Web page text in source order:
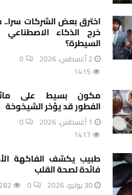
اخترق بعض الشركات
خرج الذكاء
السيطرة؟
2 أغسطس، 2026
0
1415
مكون بسيط على
الفطور قد يؤخر الشيخوخة
1 أغسطس، 2026
0
1417
طبيب يكشف الفاكهة
فائدة لصحة القلب
30 يوليو، 2026 0